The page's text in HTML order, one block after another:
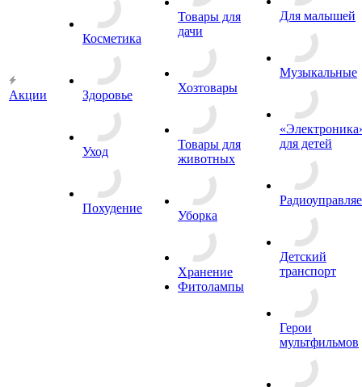
Акции
Косметика
Здоровье
Уход
Похудение
Товары для
дачи
Хозтовары
Товары для
животных
Уборка
Хранение
Фитолампы
Для малышей
Музыкальные
для детей
Детский
транспорт
Герои
мультфильмов